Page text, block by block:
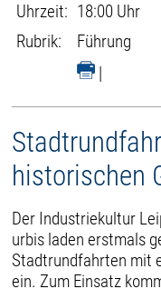
Uhrzeit: 18:00 Uhr
Rubrik:
Führung
|
historischen
Der Industriekultur
urbis laden erstmals
Stadtrundfahrten mit
ein. Zum Einsatz